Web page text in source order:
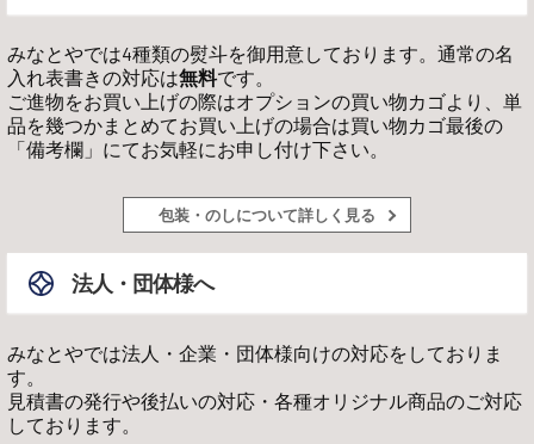
みなとやでは4種類の熨斗を御用意しております。通常の名
入れ表書きの対応は無料です。
ご進物をお買い上げの際はオプションの買い物カゴより、単
品を幾つかまとめてお買い上げの場合は買い物カゴ最後の
「備考欄」にてお気軽にお申し付け下さい。
包装・のしについて詳しく見る
法人・団体様へ
みなとやでは法人・企業・団体様向けの対応をしておりま
す。
見積書の発行や後払いの対応・各種オリジナル商品のご対応
しております。